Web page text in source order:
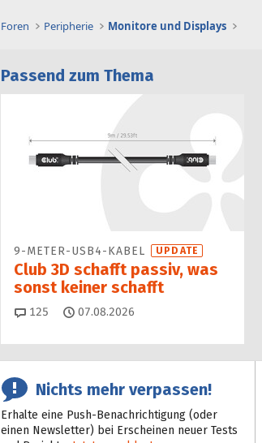
Foren Peripherie Monitore und Displays
Passend zum Thema
9-METER-USB4-KABEL UPDATE
Club 3D schafft passiv, was
sonst keiner schafft
125 Kommentare
07.08.2026
Nichts mehr verpassen!
Erhalte eine Push-Benachrichtigung (oder
einen Newsletter) bei Erscheinen neuer Tests